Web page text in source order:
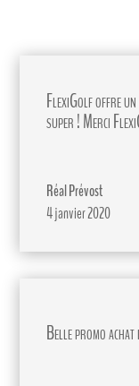
FlexiGolf offre un
super ! Merci
Réal Prévost
4 janvier 2020
Belle promo